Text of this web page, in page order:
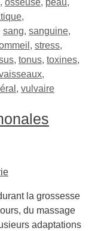
,
sang, sanguine,
, stress,
, tonus, toxines,
,
, vulvaire
la grossesse
du massage
adaptations